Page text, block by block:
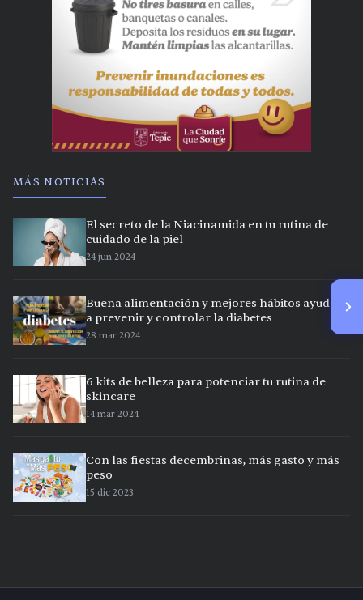
MÁS NOTICIAS
El secreto de la Niacinamida en tu rutina de
cuidado de la piel
24 jun 2024
Buena alimentación y mejores hábitos ayudan
a prevenir y controlar la diabetes
28 mar 2024
6 kits de belleza para potenciar tu rutina de
skincare
14 mar 2024
Con las fiestas decembrinas, más gasto y más
peso
15 dic 2023